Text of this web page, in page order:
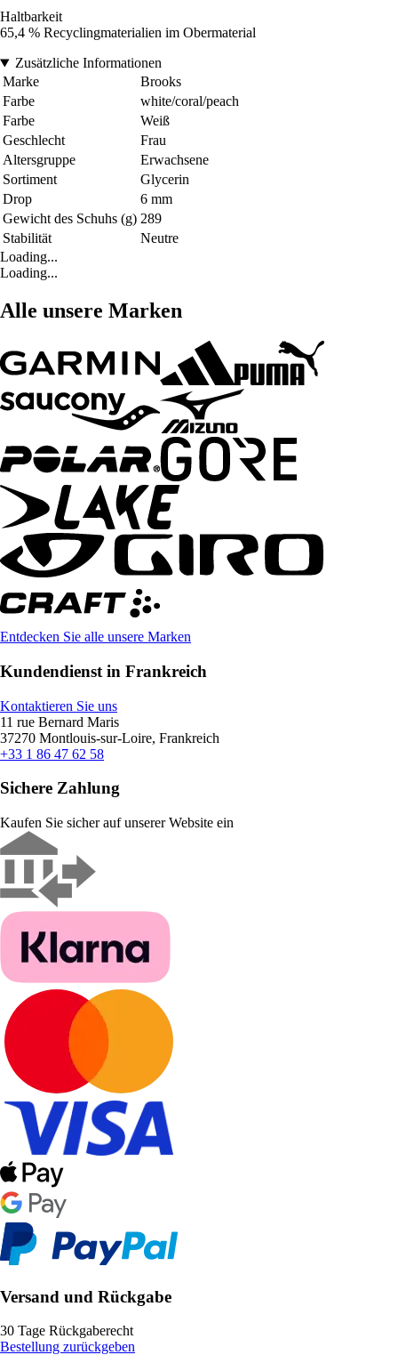
Haltbarkeit
65,4 % Recyclingmaterialien im Obermaterial
Zusätzliche Informationen
Marke
Brooks
Farbe
white/coral/peach
Farbe
Weiß
Geschlecht
Frau
Altersgruppe
Erwachsene
Sortiment
Glycerin
Drop
6 mm
Gewicht des Schuhs (g) 289
Stabilität
Neutre
Loading...
Loading...
Alle unsere Marken
Entdecken Sie alle unsere Marken
Kundendienst in Frankreich
Kontaktieren Sie uns
11 rue Bernard Maris
37270 Montlouis-sur-Loire, Frankreich
+33 1 86 47 62 58
Sichere Zahlung
Kaufen Sie sicher auf unserer Website ein
Versand und Rückgabe
30 Tage Rückgaberecht
Bestellung zurückgeben